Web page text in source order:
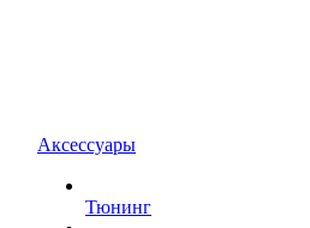
Аксессуары
Тюнинг